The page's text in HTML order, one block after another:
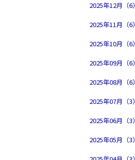
2025年12月（6）
2025年11月（6）
2025年10月（6）
2025年09月（6）
2025年08月（6）
2025年07月（3）
2025年06月（3）
2025年05月（3）